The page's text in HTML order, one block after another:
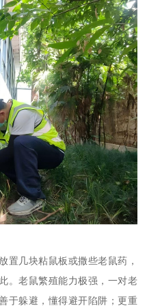
置几块粘鼠板或撒些老鼠药，
。老鼠繁殖能力极强，一对老
于躲避，懂得避开陷阱；更重